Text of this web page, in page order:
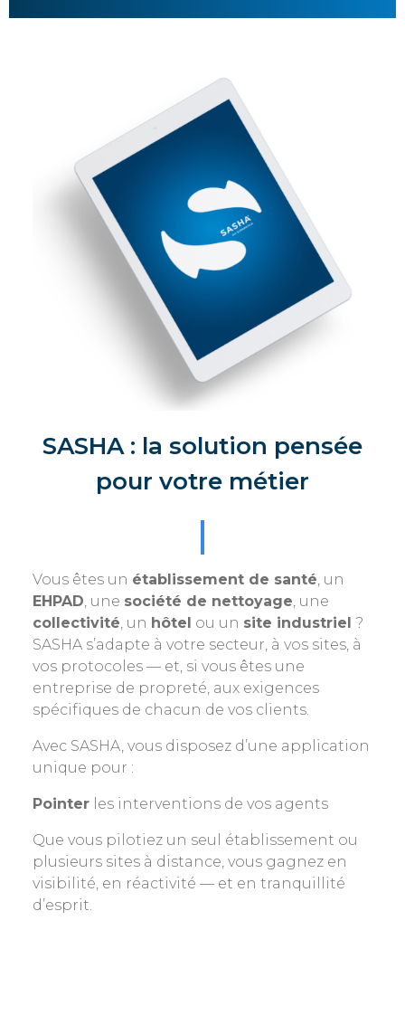
SASHA : la solution pensée
pour votre métier
Vous êtes un établissement de santé, un
EHPAD, une société de nettoyage, une
collectivité, un hôtel ou un site industriel ?
SASHA s’adapte à votre secteur, à vos sites, à
vos protocoles — et, si vous êtes une
entreprise de propreté, aux exigences
spécifiques de chacun de vos clients.
Avec SASHA, vous disposez d’une application
unique pour :
Pointer les interventions de vos agents
Que vous pilotiez un seul établissement ou
plusieurs sites à distance, vous gagnez en
visibilité, en réactivité — et en tranquillité
d’esprit.